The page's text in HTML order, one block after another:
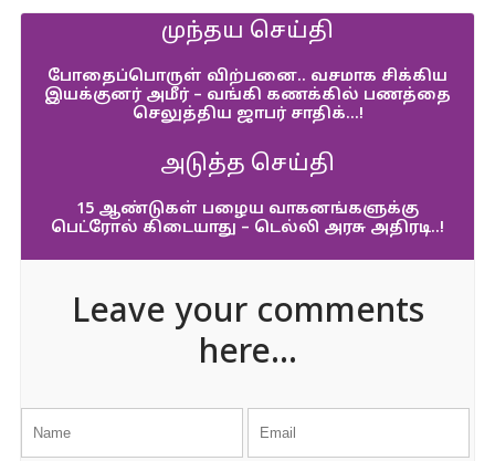
முந்தய செய்தி
போதைப்பொருள் விற்பனை.. வசமாக சிக்கிய
இயக்குனர் அமீர் – வங்கி கணக்கில் பணத்தை
செலுத்திய ஜாபர் சாதிக்…!
அடுத்த செய்தி
15 ஆண்டுகள் பழைய வாகனங்களுக்கு
பெட்ரோல் கிடையாது – டெல்லி அரசு அதிரடி..!
Leave your comments
here...